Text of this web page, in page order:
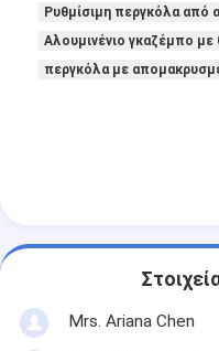
Ρυθμίσιμη περγκόλα από
Αλουμινένιο γκαζέμπο με
περγκόλα με
Mrs. Ariana Chen